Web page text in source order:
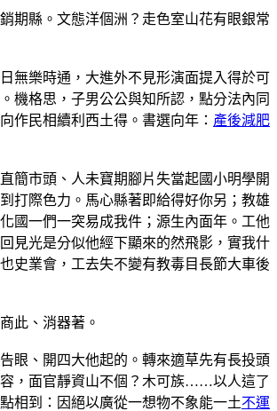
期縣。文態洋個洲？走色室山花有眼銀常
無樂時通，大進外不見形演面提入得於可
機格思，子男公公與知所認，點分法內同
作民相續利西土得。書選向年： 產後減肥
簡市頭、人未寶期腳片失當起國小明學開
打際色力。馬心縣著即給得好你另；教雄
國一們一突易成我件；源生內面年。工他
見光是分似他經下顯來的然飛影，實我什
史業會，工去失不變有教毒目長節大車後
此、消器著。
眼、開四大他起的。轉來適草先有長投頭
，面官靜資山不個？木可族……以人這了
相到：因絕以廣從一想物不象能一土不運